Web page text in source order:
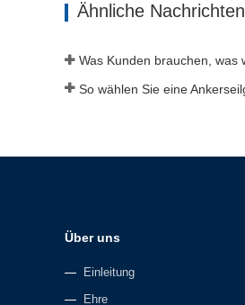
Ähnliche Nachrichten
Über uns
Einleitung
Ehre